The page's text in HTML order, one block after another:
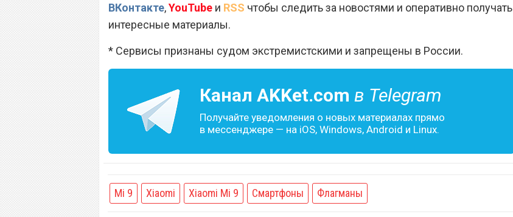
ВКонтакте,YouTube и RSS чтобы следить за новостями и оперативно получать
интересные материалы.
* Сервисы признаны судом экстремистскими и запрещены в России.
Канал AKKet.com в Telegram
Получайте уведомления о новых материалах прямо
в мессенджере — на iOS, Windows, Android и Linux.
Mi 9 Xiaomi Xiaomi Mi 9 Смартфоны Флагманы